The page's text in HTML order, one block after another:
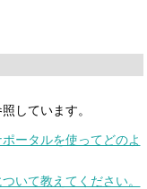
しています。
ータルを使ってどのよ
いて教えてください。